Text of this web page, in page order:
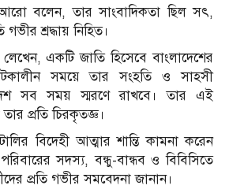
আরো বলেন, তার সাংবাদিকতা ছিল সৎ,
শ্রদ্ধায় নিহিত।
একটি জাতি হিসেবে বাংলাদেশের
সময়ে তার সংহতি ও সাহসী
সব সময় স্মরণে রাখবে। তার এই
প্রতি চিরকৃতজ্ঞ।
বিদেহী আত্মার শান্তি কামনা করেন
সদস্য, বন্ধু-বান্ধব ও বিবিসিতে
প্রতি গভীর সমবেদনা জানান।